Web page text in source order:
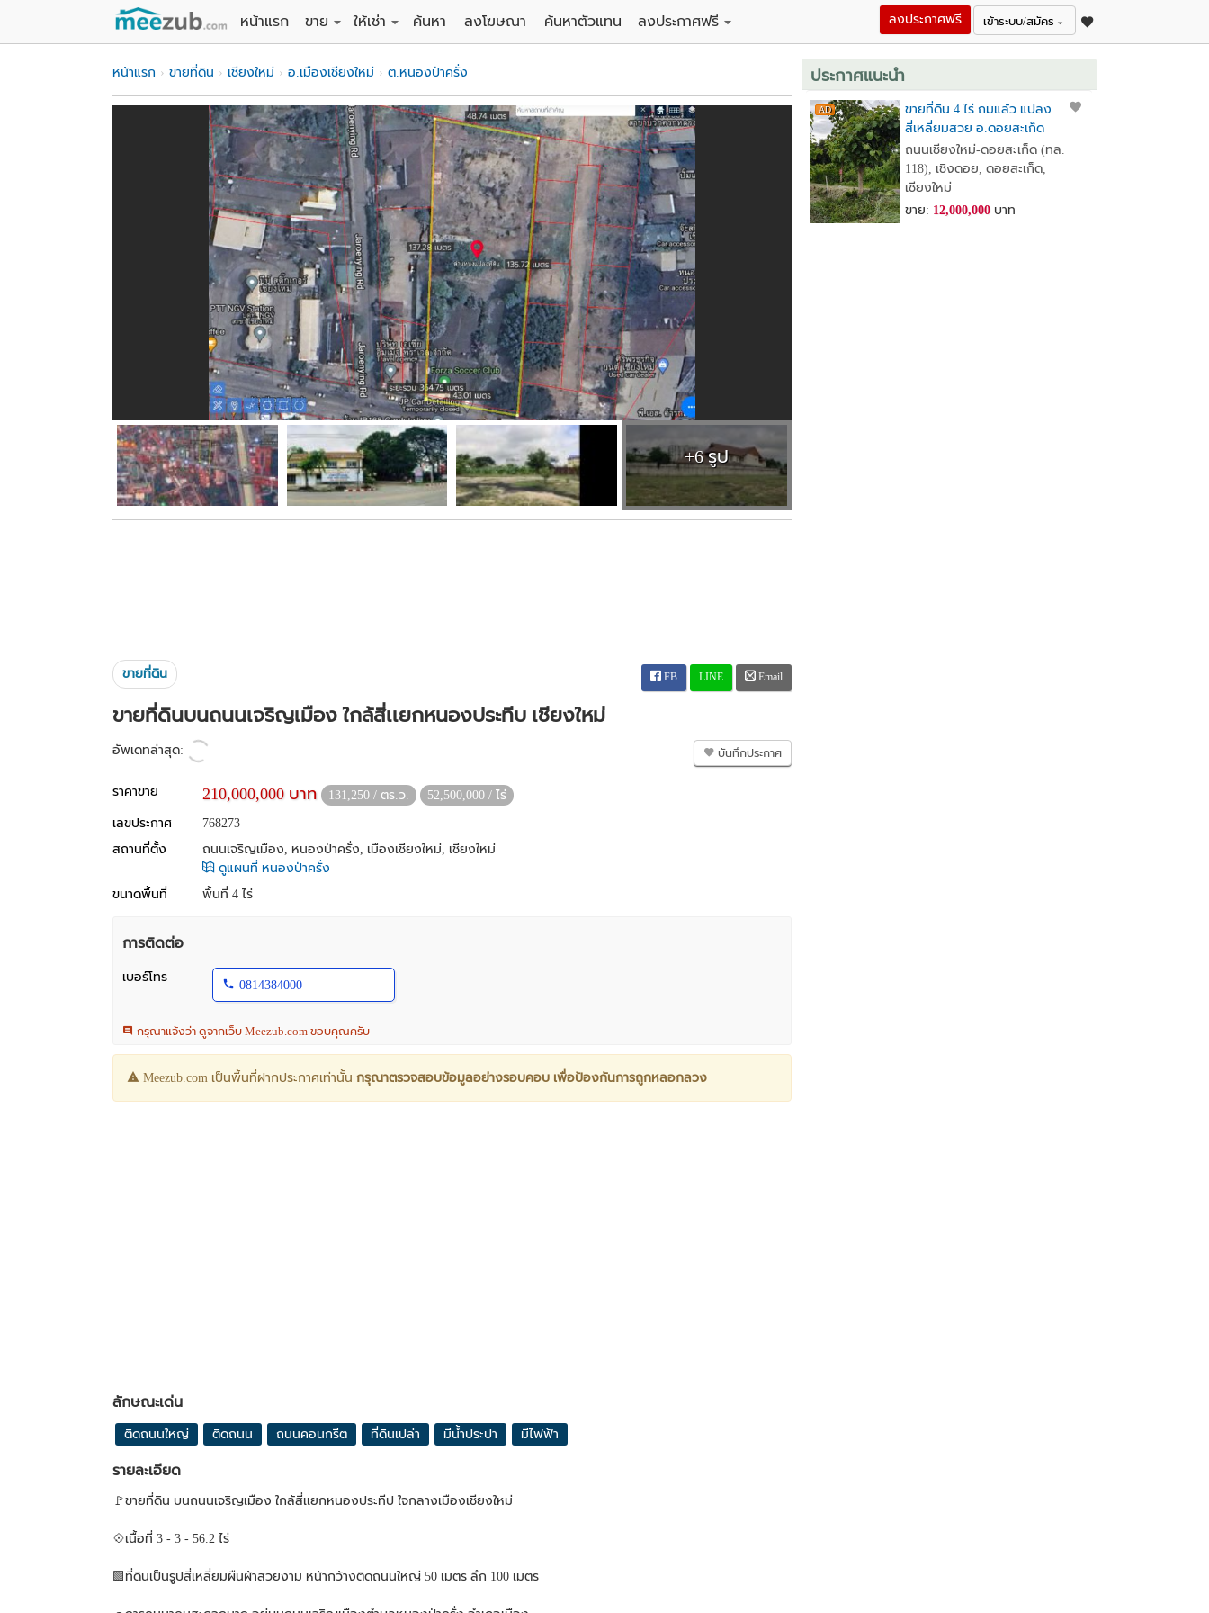
หน้าแรก
ขาย
ขายบ้าน
ขายคอนโด
ขายทาวน์เฮาส์
ขายอพาร์ทเม้นท์ / โรงแรม
ขายอาคารพาณิชย์ / สำนักงาน
ขายโรงงาน / โกดัง
ให้เช่า
ให้เช่าบ้าน
ให้เช่าคอนโด
ให้เช่าทาวน์เฮาส์
ให้เช่าอพาร์ทเม้นท์ / โรงแรม
ให้เช่าอาคารพาณิชย์ / สำนักงาน
ให้เช่าโรงงาน / โกดัง
ค้นหา ลงโฆษณา ค้นหาตัวแทน
ลงประกาศฟรี
เข้าระบบ/สมัคร
ลงประกาศฟรี
หน้าแรก ขายที่ดิน เชียงใหม่ อ.เมืองเชียงใหม่ ต.หนองป่าครั่ง
+6 รูป
ขายที่ดิน FB LINE Email
ขายที่ดินบนถนนเจริญเมือง ใกล้สี่เเยกหนองประทีบ เชียงใหม่
อัพเดทล่าสุด: บันทึกประกาศ
ราคาขาย 210,000,000 บาท 131,250 / ตร.ว. 52,500,000 / ไร่
เลขประกาศ
768273
สถานที่ตั้ง
ถนนเจริญเมือง, หนองป่าครั่ง, เมืองเชียงใหม่, เชียงใหม่
ดูแผนที่ หนองป่าครั่ง
ขนาดพื้นที่
พื้นที่ 4 ไร่
การติดต่อ
เบอร์โทร
0814384000
กรุณาแจ้งว่า ดูจากเว็บ Meezub.com ขอบคุณครับ
Meezub.com เป็นพื้นที่ฝากประกาศเท่านั้น กรุณาตรวจสอบข้อมูลอย่างรอบคอบ เพื่อป้องกันการถูกหลอกลวง
ลักษณะเด่น
ติดถนนใหญ่ ติดถนน ถนนคอนกรีต ที่ดินเปล่า มีน้ำประปา มีไฟฟ้า
รายละเอียด
🚩ขายที่ดิน บนถนนเจริญเมือง ใกล้สี่เเยกหนองประทีป ใจกลางเมืองเชียงใหม่
💠เนื้อที่ 3 - 3 - 56.2 ไร่
🟩ที่ดินเป็นรูปสี่เหลี่ยมผืนผ้าสวยงาม หน้ากว้างติดถนนใหญ่ 50 เมตร ลึก 100 เมตร
ประกาศแนะนำ
ขายที่ดิน 4 ไร่ ถมแล้ว แปลง
สี่เหลี่ยมสวย อ.ดอยสะเก็ด
จ.เชียงใหม่ ใกล้วัดพระธาตุ
ดอยสะเก็ด ใกล้เขื่อนแม่กวง
ถนนเชียงใหม่-ดอยสะเก็ด (ทล.
118), เชิงดอย, ดอยสะเก็ด,
เชียงใหม่
ขาย: 12,000,000บาท